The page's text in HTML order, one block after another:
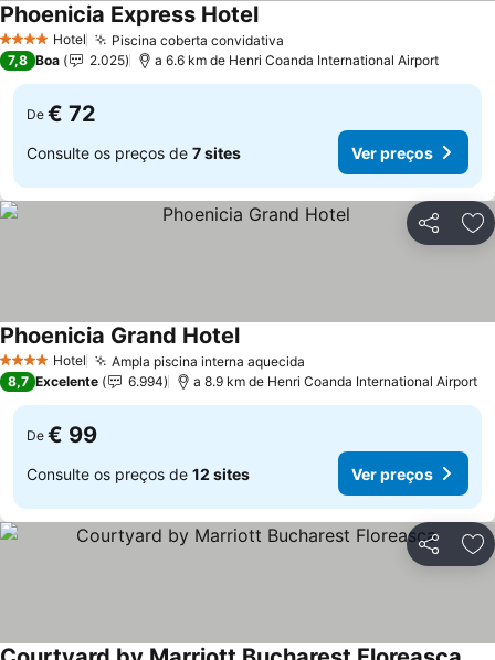
4 EstrelasHotel Piscina coberta convidativa
Phoenicia Express Hotel
7,8 Boa 2.025 a 6.6 km de Henri Coanda International Airport
De € 72
Consulte os preços de 7 sites Ver preços
Partilhar
4 EstrelasHotel Ampla piscina interna aquecida
Phoenicia Grand Hotel
8,7 Excelente 6.994 a 8.9 km de Henri Coanda International Airport
De € 99
Consulte os preços de 12 sites Ver preços
Partilhar